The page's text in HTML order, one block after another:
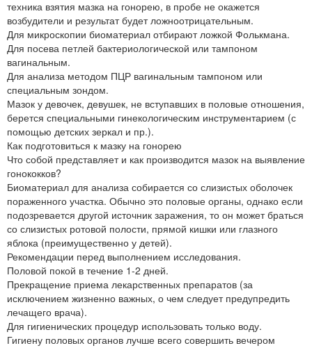
техника взятия мазка на гонорею, в пробе не окажется
возбудители и результат будет ложноотрицательным.
Для микроскопии биоматериал отбирают ложкой Фолькмана.
Для посева петлей бактериологической или тампоном
вагинальным.
Для анализа методом ПЦР вагинальным тампоном или
специальным зондом.
Мазок у девочек, девушек, не вступавших в половые отношения,
берется специальными гинекологическим инструментарием (с
помощью детских зеркал и пр.).
Как подготовиться к мазку на гонорею
Что собой представляет и как производится мазок на выявление
гонококков?
Биоматериал для анализа собирается со слизистых оболочек
пораженного участка. Обычно это половые органы, однако если
подозревается другой источник заражения, то он может браться
со слизистых ротовой полости, прямой кишки или глазного
яблока (преимущественно у детей).
Рекомендации перед выполнением исследования.
Половой покой в течение 1-2 дней.
Прекращение приема лекарственных препаратов (за
исключением жизненно важных, о чем следует предупредить
лечащего врача).
Для гигиенических процедур использовать только воду.
Гигиену половых органов лучше всего совершить вечером